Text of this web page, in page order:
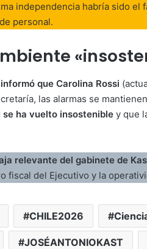
independencia habría sido el
personal.
que Carolina Rossi
las alarmas se
ha vuelto insostenible y que
relevante del gabinete de
fiscal del Ejecutivo y la
CHILE2026
JOSÉANTONIOKAST